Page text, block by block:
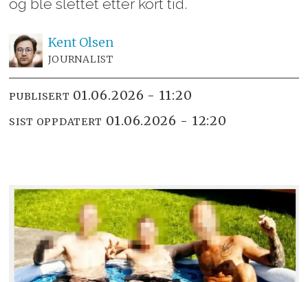
og ble slettet etter kort tid.
Kent Olsen
JOURNALIST
PUBLISERT 01.06.2026 - 11:20
SIST OPPDATERT 01.06.2026 - 12:20